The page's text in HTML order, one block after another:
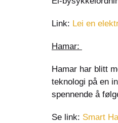
Link: Lei en
Hamar:
Hamar har blitt
teknologi på en
spennende å
Se link: Smart